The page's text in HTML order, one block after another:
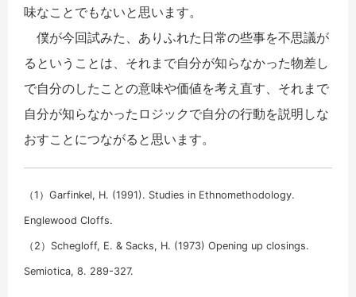
味なことでもないと思います。
僕が今回試みた、ありふれた日常の些事を不思議が
るということは、それまで自分が知らなかった物差し
で自分のしたことの意味や価値を考え直す、それまで
自分が知らなかったロジックで自分の行動を説明しな
おすことにつながると思います。
（1）Garfinkel, H. (1991). Studies in Ethnomethodology.
Englewood Cloffs.
（2）Schegloff, E. & Sacks, H. (1973) Opening up closings.
Semiotica, 8. 289-327.